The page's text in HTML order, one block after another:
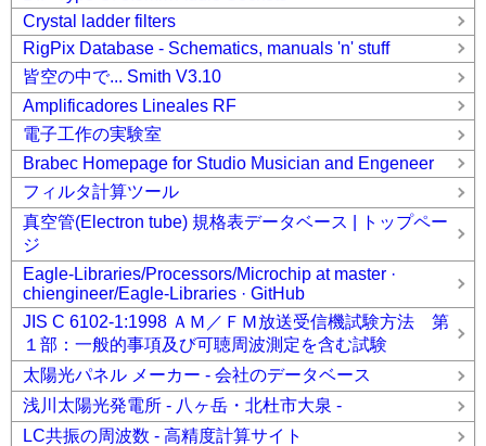
Crystal ladder filters
RigPix Database - Schematics, manuals 'n' stuff
皆空の中で... Smith V3.10
Amplificadores Lineales RF
電子工作の実験室
Brabec Homepage for Studio Musician and Engeneer
フィルタ計算ツール
真空管(Electron tube) 規格表データベース | トップペー
ジ
Eagle-Libraries/Processors/Microchip at master ·
chiengineer/Eagle-Libraries · GitHub
JIS C 6102-1:1998 ＡＭ／ＦＭ放送受信機試験方法 第
１部：一般的事項及び可聴周波測定を含む試験
太陽光パネル メーカー - 会社のデータベース
浅川太陽光発電所 - 八ヶ岳・北杜市大泉 -
LC共振の周波数 - 高精度計算サイト